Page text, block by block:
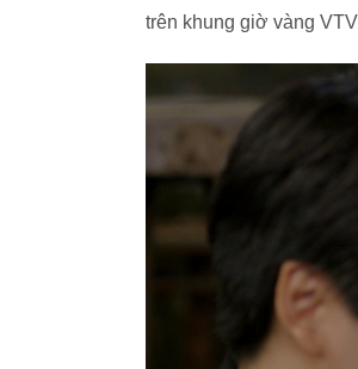
trên khung giờ vàng